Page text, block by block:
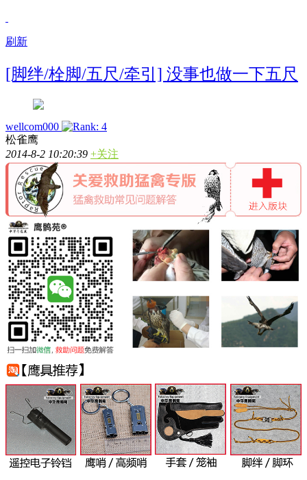
刷新
[脚绊/栓脚/五尺/牵引] 没事也做一下五尺
wellcom000
松雀鹰
2014-8-2 10:20:39 +关注